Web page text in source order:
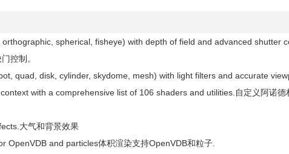
spherical, fisheye) with depth of field and advanced shutter
控制。
quad, disk, cylinder, skydome, mesh) with light filters and accurate
with a comprehensive list of 106 shaders and utilities.自定义阿诺
大气和背景效果
OpenVDB and particles体积渲染支持OpenVDB和粒子.